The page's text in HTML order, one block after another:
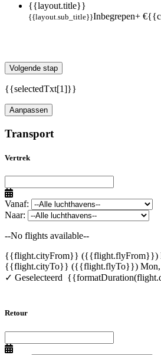
{{layout.title}}
{{layout.sub_title}}Inbegrepen+
Volgende stap
{{selectedTxt[1]}}
Aanpassen
Transport
Vertrek
Vanaf:
Naar:
--No flights available--
{{flight.cityFrom}} ({{flight.flyFrom}})
{{flight.cityTo}} ({{flight.flyTo}})
✓ Geselecteerd
Retour